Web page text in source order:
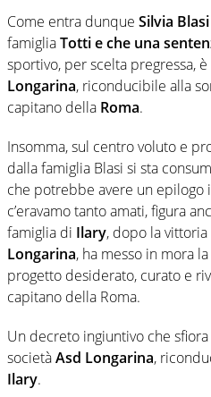
Come entra dunque Silvia Blasi
famigliaTotti e che una
sportivo, per scelta pregressa,
Longarina, riconducibile alla
capitano della Roma.
Insomma, sul centro voluto e
dalla famiglia Blasi si sta
che potrebbe avere un epilogo
c’eravamo tanto amati, figura
famiglia di Ilary, dopo la
Longarina, ha messo in mora la
progetto desiderato, curato e
capitano della Roma.
Un decreto ingiuntivo che
societàAsd Longarina,
Ilary.